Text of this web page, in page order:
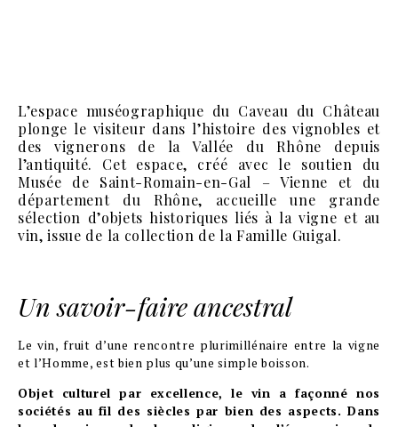
L’espace muséographique du Caveau du Château
plonge le visiteur dans l’histoire des vignobles et
des vignerons de la Vallée du Rhône depuis
l’antiquité. Cet espace, créé avec le soutien du
Musée de Saint-Romain-en-Gal – Vienne et du
département du Rhône, accueille une grande
sélection d’objets historiques liés à la vigne et au
vin, issue de la collection de la Famille Guigal.
Un savoir-faire ancestral
Le vin, fruit d’une rencontre plurimillénaire entre la vigne
et l’Homme, est bien plus qu’une simple boisson.
Objet culturel par excellence, le vin a façonné nos
sociétés au fil des siècles par bien des aspects. Dans